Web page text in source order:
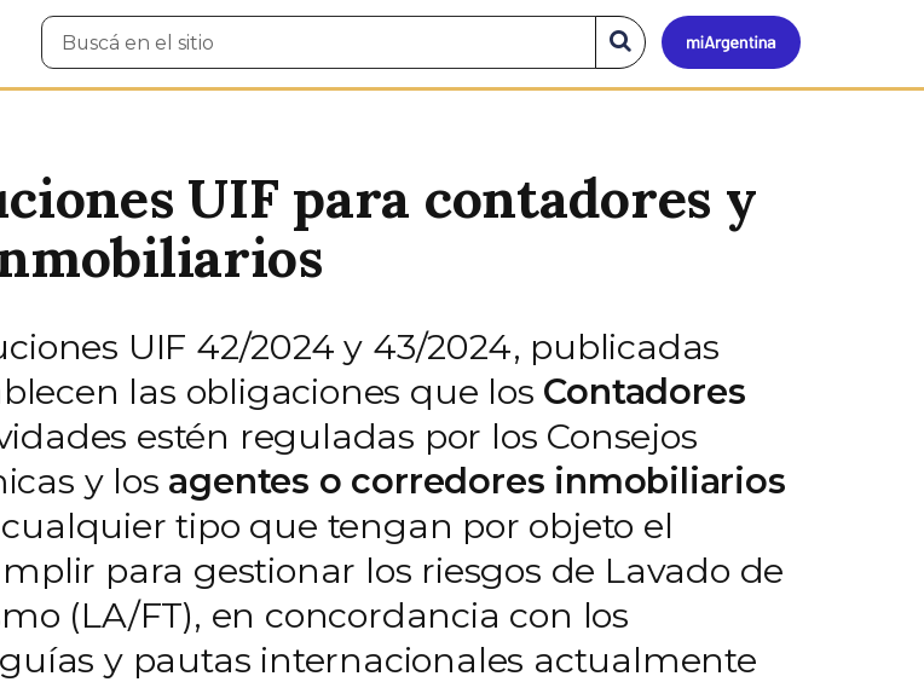
Mi
Buscar
en
Buscar
en
el
UIF para contadores y
UIF 42/2024 y 43/2024, publicadas
las obligaciones que los Contadores
estén reguladas por los Consejos
y los agentes o corredores inmobiliarios
tipo que tengan por objeto el
para gestionar los riesgos de Lavado de
(LA/FT), en concordancia con los
y pautas internacionales actualmente